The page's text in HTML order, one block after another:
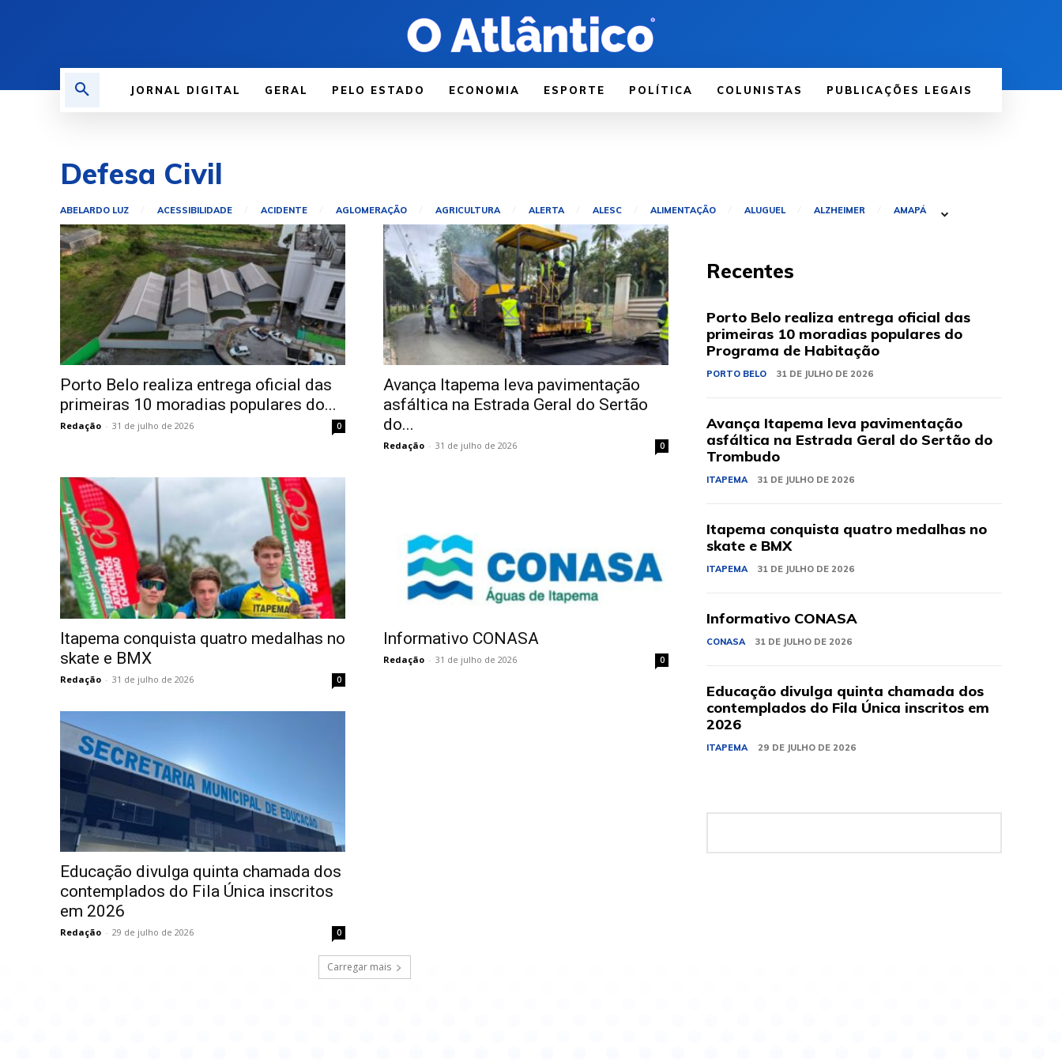
JORNAL DIGITAL GERAL PELO ESTADO ECONOMIA ESPORTE POLÍTICA COLUNISTAS PUBLICAÇÕES LEGAIS
Defesa Civil
ABELARDO LUZ ACESSIBILIDADE ACIDENTE AGLOMERAÇÃO AGRICULTURA ALERTA ALESC ALIMENTAÇÃO ALUGUEL ALZHEIMER AMAPÁ
Porto Belo realiza entrega oficial das
primeiras 10 moradias populares do...
Redação - 31 de julho de 2026 0
Avança Itapema leva pavimentação
asfáltica na Estrada Geral do Sertão
do...
Redação - 31 de julho de 2026 0
Itapema conquista quatro medalhas no
skate e BMX
Redação - 31 de julho de 2026 0
Informativo CONASA
Redação - 31 de julho de 2026 0
Educação divulga quinta chamada dos
contemplados do Fila Única inscritos
em 2026
Redação - 29 de julho de 2026 0
Carregar mais
Recentes
Porto Belo realiza entrega oficial das
primeiras 10 moradias populares do
Programa de Habitação
PORTO BELO 31 DE JULHO DE 2026
Avança Itapema leva pavimentação
asfáltica na Estrada Geral do Sertão do
Trombudo
ITAPEMA 31 DE JULHO DE 2026
Itapema conquista quatro medalhas no
skate e BMX
ITAPEMA 31 DE JULHO DE 2026
Informativo CONASA
CONASA 31 DE JULHO DE 2026
Educação divulga quinta chamada dos
contemplados do Fila Única inscritos em
2026
ITAPEMA 29 DE JULHO DE 2026